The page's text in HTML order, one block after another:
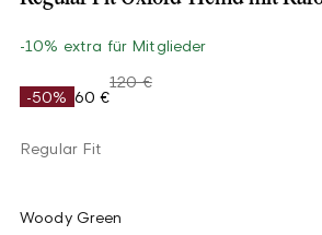
-10% extra für Mitglieder
-50% 60 €
120 €
Regular Fit
Woody Green